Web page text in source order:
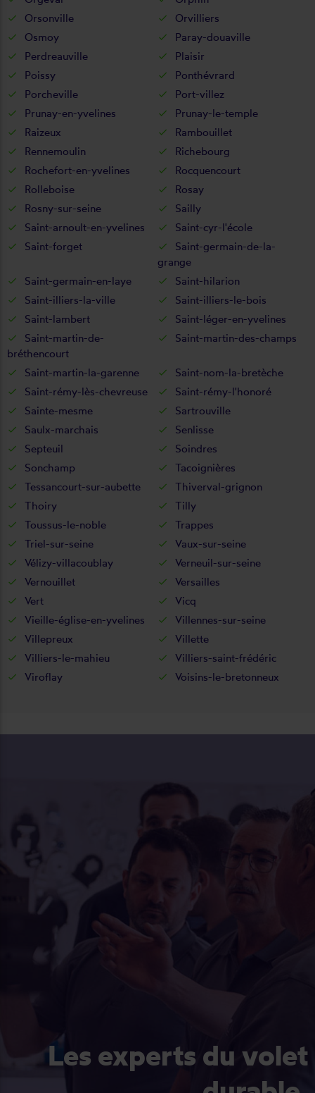
Orsonville
Orvilliers
Osmoy
Paray-douaville
Perdreauville
Plaisir
Poissy
Ponthévrard
Porcheville
Port-villez
Prunay-en-yvelines
Prunay-le-temple
Raizeux
Rambouillet
Rennemoulin
Richebourg
Rochefort-en-yvelines
Rocquencourt
Rolleboise
Rosay
Rosny-sur-seine
Sailly
Saint-arnoult-en-yvelines
Saint-cyr-l'école
Saint-forget
Saint-germain-de-la-
grange
Saint-germain-en-laye
Saint-hilarion
Saint-illiers-la-ville
Saint-illiers-le-bois
Saint-lambert
Saint-léger-en-yvelines
Saint-martin-de-
bréthencourt
Saint-martin-des-champs
Saint-martin-la-garenne
Saint-nom-la-bretèche
Saint-rémy-lès-chevreuse
Saint-rémy-l'honoré
Sainte-mesme
Sartrouville
Saulx-marchais
Senlisse
Septeuil
Soindres
Sonchamp
Tacoignières
Tessancourt-sur-aubette
Thiverval-grignon
Thoiry
Tilly
Toussus-le-noble
Trappes
Triel-sur-seine
Vaux-sur-seine
Vélizy-villacoublay
Verneuil-sur-seine
Vernouillet
Versailles
Vert
Vicq
Vieille-église-en-yvelines
Villennes-sur-seine
Villepreux
Villette
Villiers-le-mahieu
Villiers-saint-frédéric
Viroflay
Voisins-le-bretonneux
Les experts du volet